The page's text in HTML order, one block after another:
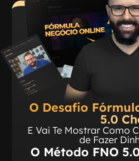
O Desafio
5.0
E Vai Te Mostrar Como
de Fazer
O Método FNO